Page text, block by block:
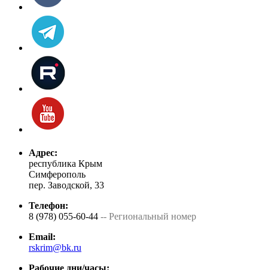
Адрес:
республика Крым
Симферополь
пер. Заводской, 33
Телефон:
8 (978) 055-60-44 -- Региональный номер
Email:
rskrim@bk.ru
Рабочие дни/часы: